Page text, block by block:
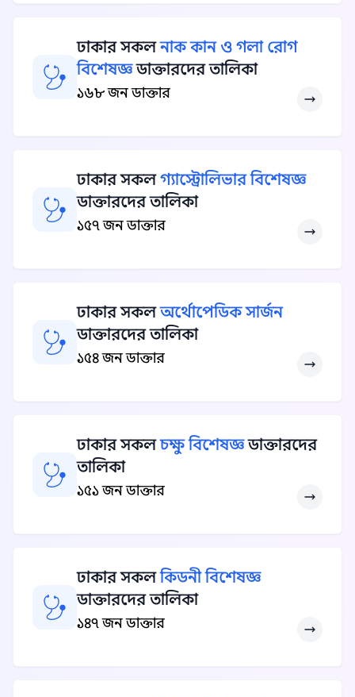
ঢাকার সকলনাক কান ও গলা রোগ
বিশেষজ্ঞডাক্তারদের তালিকা
১৬৮ জন ডাক্তার
ঢাকার সকলগ্যাস্ট্রোলিভার বিশেষজ্ঞ
ডাক্তারদের তালিকা
১৫৭ জন ডাক্তার
ঢাকার সকলঅর্থোপেডিক সার্জন
ডাক্তারদের তালিকা
১৫৪ জন ডাক্তার
ঢাকার সকলচক্ষু বিশেষজ্ঞডাক্তারদের
তালিকা
১৫১ জন ডাক্তার
ঢাকার সকলকিডনী বিশেষজ্ঞ
ডাক্তারদের তালিকা
১৪৭ জন ডাক্তার